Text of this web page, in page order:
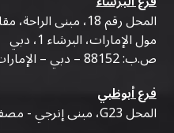
المحل رقم 18،
مول الإمارات، البرشاء 1، دبي
ص.ب: 88152 – دبي – الإمارات العربية المتحدة
فرع أبوظبي
المحل G23، مبنى إنرجي - مصفح - M20 - أبوظبي